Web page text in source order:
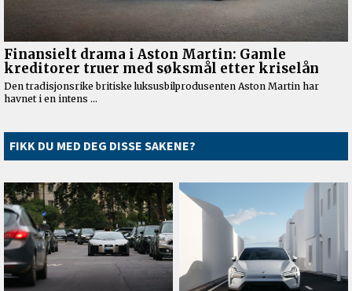
FIKK DU MED DEG DISSE SAKENE?